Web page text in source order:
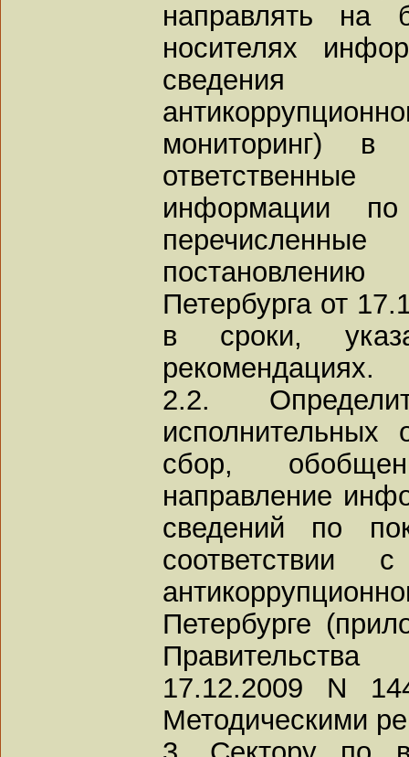
направлять на
носителях
сведения
мониторинг) в
информации по
Петербурга от
в сроки,
рекомендациях.
2.2.
исполнительных
сбор,
направление
сведений по
соответствии
Петербурге
17.12.2009 N
Методическими